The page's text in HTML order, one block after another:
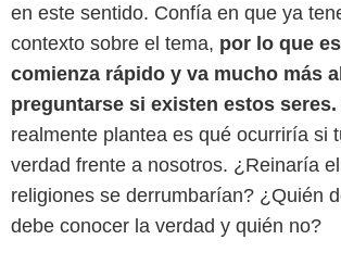
en este sentido. Confía en que ya
contexto sobre el tema, por lo que
comienza rápido y va mucho más
preguntarse si existen estos seres.
realmente plantea es qué ocurriría si
verdad frente a nosotros. ¿Reinaría
religiones se derrumbarían? ¿Quién
debe conocer la verdad y quién no?